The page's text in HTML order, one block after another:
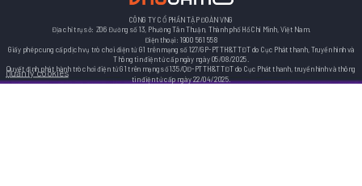
CÔNG TY CỔ PHẦN TẬP ĐOÀN VNG
Địa chỉ trụ sở: Z06 Đường số 13, Phường Tân Thuận, Thành phố Hồ Chí Minh, Việt Nam.
Điện thoại: 1900 561 558
Giấy phép cung cấp dịch vụ trò chơi điện tử G1 trên mạng số 127/GP-PTTH&TTĐT do Cục Phát thanh, Truyền hình và
Thông tin điện tử cấp ngày ngày 05/08/2025.
Quyết định phát hành trò chơi điện tử G1 trên mạng số 135/QĐ-PTTH&TTĐT do Cục Phát thanh, truyền hình và thông
tin điện tử cấp ngày 22/04/2025.
Quản lý cookies